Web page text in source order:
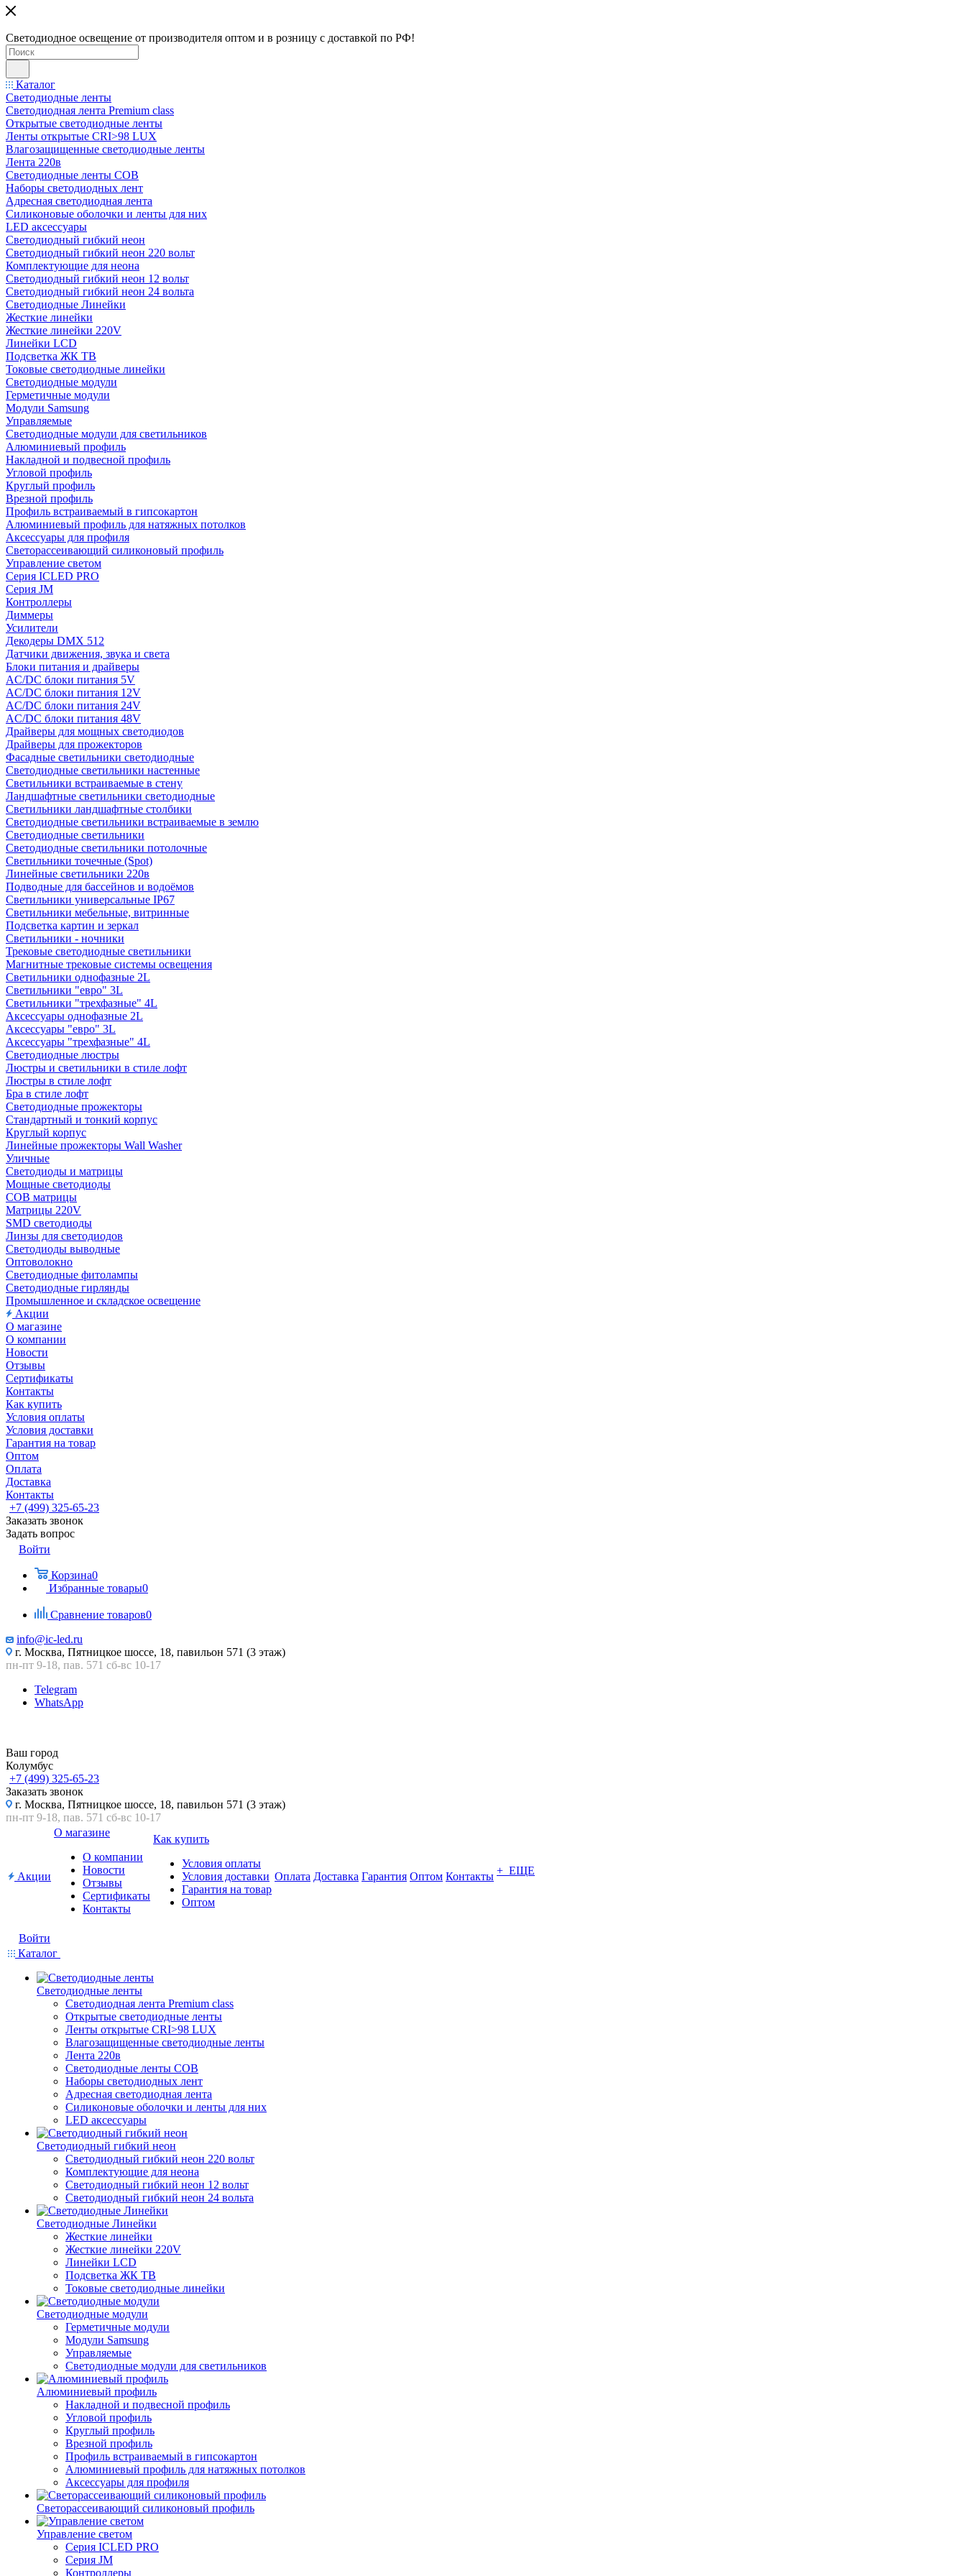
Светодиодное освещение от производителя оптом и в розницу с доставкой по РФ!
Каталог
Светодиодные ленты
Светодиодная лента Premium class
Открытые светодиодные ленты
Ленты открытые CRI>98 LUX
Влагозащищенные светодиодные ленты
Лента 220в
Светодиодные ленты COB
Наборы светодиодных лент
Адресная светодиодная лента
Силиконовые оболочки и ленты для них
LED аксессуары
Светодиодный гибкий неон
Светодиодный гибкий неон 220 вольт
Комплектующие для неона
Светодиодный гибкий неон 12 вольт
Светодиодный гибкий неон 24 вольта
Светодиодные Линейки
Жесткие линейки
Жесткие линейки 220V
Линейки LCD
Подсветка ЖК ТВ
Токовые светодиодные линейки
Светодиодные модули
Герметичные модули
Модули Samsung
Управляемые
Светодиодные модули для светильников
Алюминиевый профиль
Накладной и подвесной профиль
Угловой профиль
Круглый профиль
Врезной профиль
Профиль встраиваемый в гипсокартон
Алюминиевый профиль для натяжных потолков
Аксессуары для профиля
Светорассеивающий силиконовый профиль
Управление светом
Серия ICLED PRO
Серия JM
Контроллеры
Диммеры
Усилители
Декодеры DMX 512
Датчики движения, звука и света
Блоки питания и драйверы
AC/DC блоки питания 5V
AC/DC блоки питания 12V
AC/DC блоки питания 24V
AC/DC блоки питания 48V
Драйверы для мощных светодиодов
Драйверы для прожекторов
Фасадные светильники светодиодные
Светодиодные светильники настенные
Светильники встраиваемые в стену
Ландшафтные светильники светодиодные
Светильники ландшафтные столбики
Светодиодные светильники встраиваемые в землю
Светодиодные светильники
Светодиодные светильники потолочные
Светильники точечные (Spot)
Линейные светильники 220в
Подводные для бассейнов и водоёмов
Светильники универсальные IP67
Светильники мебельные, витринные
Подсветка картин и зеркал
Светильники - ночники
Трековые светодиодные светильники
Магнитные трековые системы освещения
Светильники однофазные 2L
Светильники "евро" 3L
Светильники "трехфазные" 4L
Аксессуары однофазные 2L
Аксессуары "евро" 3L
Аксессуары "трехфазные" 4L
Светодиодные люстры
Люстры и светильники в стиле лофт
Люстры в стиле лофт
Бра в стиле лофт
Светодиодные прожекторы
Стандартный и тонкий корпус
Круглый корпус
Линейные прожекторы Wall Washer
Уличные
Светодиоды и матрицы
Мощные светодиоды
COB матрицы
Матрицы 220V
SMD светодиоды
Линзы для светодиодов
Светодиоды выводные
Оптоволокно
Светодиодные фитолампы
Светодиодные гирлянды
Промышленное и складское освещение
Акции
О магазине
О компании
Новости
Отзывы
Сертификаты
Контакты
Как купить
Условия оплаты
Условия доставки
Гарантия на товар
Оптом
Оплата
Доставка
Контакты
+7 (499) 325-65-23
Заказать звонок
Задать вопрос
Войти
Корзина0
Избранные товары0
Сравнение товаров0
info@ic-led.ru
г. Москва, Пятницкое шоссе, 18, павильон 571 (3 этаж)
пн-пт 9-18, пав. 571 сб-вс 10-17
Telegram
WhatsApp
Ваш город
Колумбус
+7 (499) 325-65-23
Заказать звонок
г. Москва, Пятницкое шоссе, 18, павильон 571 (3 этаж)
пн-пт 9-18, пав. 571 сб-вс 10-17
Акции
О магазине
О компании
Новости
Отзывы
Сертификаты
Контакты
Как купить
Условия оплаты
Условия доставки
Гарантия на товар
Оптом
Оплата Доставка Гарантия Оптом Контакты + ЕЩЕ
Войти
Каталог
Светодиодные ленты
Светодиодная лента Premium class
Открытые светодиодные ленты
Ленты открытые CRI>98 LUX
Влагозащищенные светодиодные ленты
Лента 220в
Светодиодные ленты COB
Наборы светодиодных лент
Адресная светодиодная лента
Силиконовые оболочки и ленты для них
LED аксессуары
Светодиодный гибкий неон
Светодиодный гибкий неон 220 вольт
Комплектующие для неона
Светодиодный гибкий неон 12 вольт
Светодиодный гибкий неон 24 вольта
Светодиодные Линейки
Жесткие линейки
Жесткие линейки 220V
Линейки LCD
Подсветка ЖК ТВ
Токовые светодиодные линейки
Светодиодные модули
Герметичные модули
Модули Samsung
Управляемые
Светодиодные модули для светильников
Алюминиевый профиль
Накладной и подвесной профиль
Угловой профиль
Круглый профиль
Врезной профиль
Профиль встраиваемый в гипсокартон
Алюминиевый профиль для натяжных потолков
Аксессуары для профиля
Светорассеивающий силиконовый профиль
Управление светом
Серия ICLED PRO
Серия JM
Контроллеры